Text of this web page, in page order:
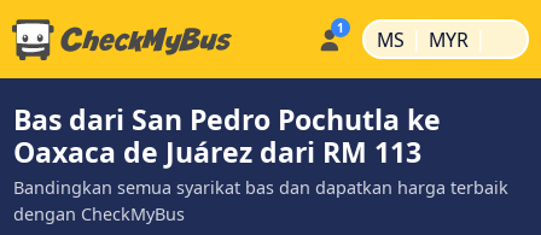
MS | MYR |
Bas dari San Pedro Pochutla ke
Oaxaca de Juárez dari RM 113
Bandingkan semua syarikat bas dan dapatkan harga terbaik
dengan CheckMyBus